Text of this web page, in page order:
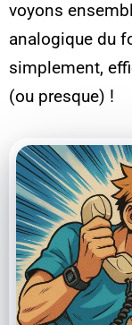
voyons
analogique du
simplement,
(ou presque) !